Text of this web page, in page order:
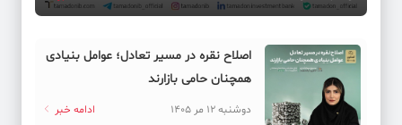
اصلاح نقره در مسیر تعادل؛ عوامل بنیادی
همچنان حامی بازارند
دوشنبه 12 مر 1405 ادامه خبر